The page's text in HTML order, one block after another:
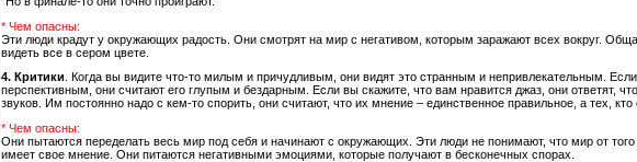
* Чем опасны:
Эти люди крадут у окружающих радость. Они смотрят на мир с негативом, которым заражают всех вокруг.
видеть все в сером цвете.
4. Критики . Когда вы видите что-то милым и причудливым, они видят это странным и непривлекательным.
перспективным, они считают его глупым и бездарным. Если вы скажите, что вам нравится джаз, они ответят,
звуков. Им постоянно надо с кем-то спорить, они считают, что их мнение – единственное правильное, а тех,
* Чем опасны:
Они пытаются переделать весь мир под себя и начинают с окружающих. Эти люди не понимают, что мир от
имеет свое мнение. Они питаются негативными эмоциями, которые получают в бесконечных спорах.